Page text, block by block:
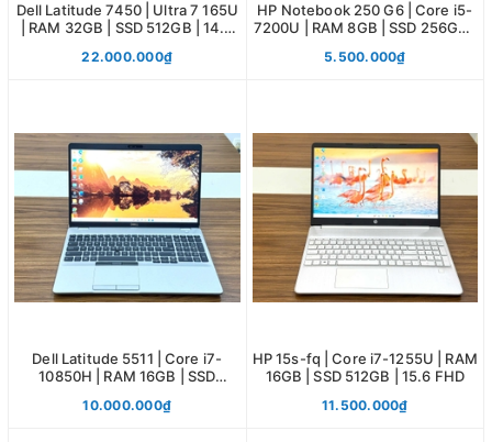
Dell Latitude 7450 | Ultra 7 165U
| RAM 32GB | SSD 512GB | 14.0
22.000.000₫
HP Notebook 250 G6 | Core i5-
7200U | RAM 8GB | SSD 256GB |
5.500.000₫
Dell Latitude 5511 | Core i7-
10850H | RAM 16GB | SSD
10.000.000₫
HP 15s-fq | Core i7-1255U | RAM
16GB | SSD 512GB | 15.6 FHD
11.500.000₫